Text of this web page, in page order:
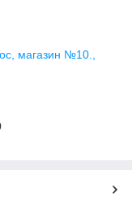
магазин №10.,